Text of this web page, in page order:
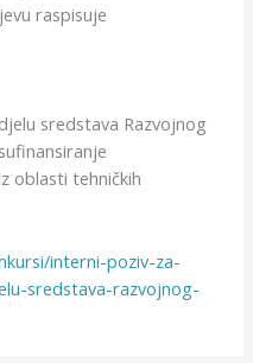
raspisuje
sredstava Razvojnog
oblasti tehničkih
interni-poziv-za-
sredstava-razvojnog-